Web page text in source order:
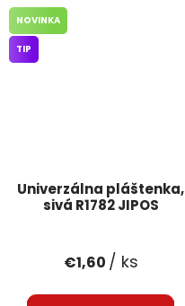
Univerzálna pláštenka,
sivá R1782 JIPOS
NOVINKA
TIP
€1,60 / ks